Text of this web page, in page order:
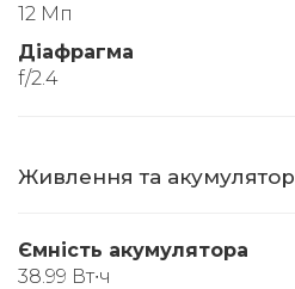
12 Мп
Діафрагма
f/2.4
Живлення та акумулятор
Ємність акумулятора
38.99 Вт∙ч